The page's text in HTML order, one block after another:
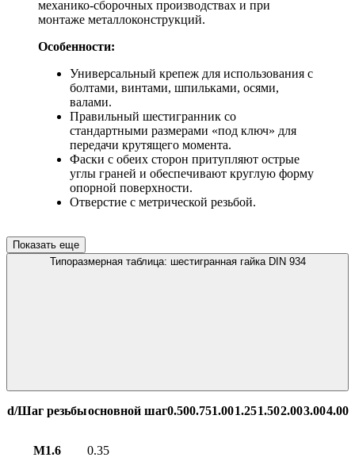
механико-сборочных производствах и при
монтаже металлоконструкций.
Особенности:
Универсальный крепеж для использования с
болтами, винтами, шпильками, осями,
валами.
Правильный шестигранник со
стандартными размерами «под ключ» для
передачи крутящего момента.
Фаски с обеих сторон притупляют острые
углы граней и обеспечивают круглую форму
опорной поверхности.
Отверстие с метрической резьбой.
Показать еще
Типоразмерная таблица: шестигранная гайка DIN 934
d/Шаг резьбыосновной шаг0.500.751.001.251.502.003.004.00
М1.6
0.35